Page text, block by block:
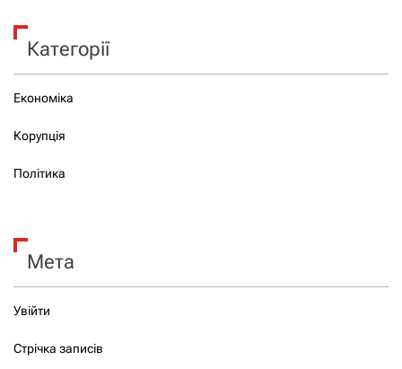
Категорії
Економіка
Корупція
Політика
Мета
Увійти
Стрічка записів